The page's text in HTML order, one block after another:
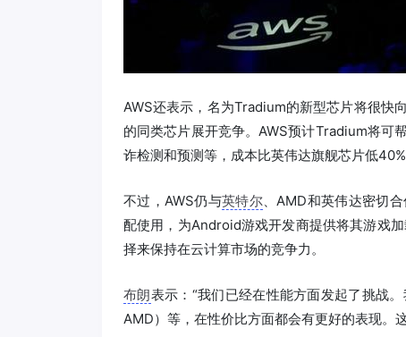
AWS还表示，名为Tradium的新型芯片将很快
的同类芯片展开竞争。AWS预计Tradium将可
诈检测和预测等，成本比英伟达旗舰芯片低40%
不过，AWS仍与英特尔 、AMD和英伟达密切
配使用，为Android游戏开发商提供将其游戏
择来保持在云计算市场的竞争力。
布朗表示：“我们已经在性能方面发起了挑战
AMD）等，在性价比方面都会有更好的表现。